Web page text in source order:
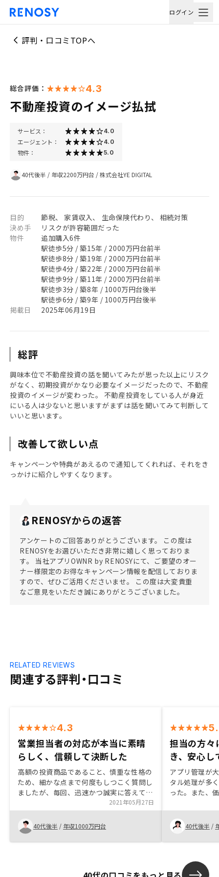
ログイン
評判・口コミTOPへ
総合評価： 4.3
不動産投資のイメージ払拭
サービス： 4.0
エージェント： 4.0
物件： 5.0
40代後半 / 年収2200万円台 /株式会社YE DIGITAL
目的
節税、 家賃収入、 生命保険代わり、 相続対策
決め手
リスクが許容範囲だった
物件
追加購入6件
駅徒歩5分 / 築15年 / 2000万円台前半
駅徒歩8分 / 築19年 / 2000万円台前半
駅徒歩4分 / 築22年 / 2000万円台前半
駅徒歩9分 / 築11年 / 2000万円台前半
駅徒歩3分 / 築8年 / 1000万円台後半
駅徒歩6分 / 築9年 / 1000万円台後半
掲載日
2025年06月19日
総評
興味本位で不動産投資の話を聞いてみたが思った以上にリスク
がなく、初期投資がかなり必要なイメージだったので、不動産
投資のイメージが変わった。 不動産投資をしている人が身近
にいる人は少ないと思いますがまずは話を聞いてみて判断して
いいと思います。
改善して欲しい点
キャンペーンや特典があえるので通知してくれれば、それをき
っかけに紹介しやすくなります。
RENOSYからの返答
アンケートのご回答ありがとうございます。 この度は
RENOSYをお選びいただき非常に嬉しく思っておりま
す。 当社アプリOWNR by RENOSYにて、ご要望のオー
ナー様限定のお得なキャンペーン情報を配信しておりま
すので、ぜひご活用くださいませ。 この度は大変貴重
なご意見をいただき誠にありがとうございました。
関連する評判・口コミ
RELATED REVIEWS
4.3
営業担当者の対応が本当に素晴
らしく、信頼して決断した
高額の投資商品であること、慎重な性格の
ため、細かな点まで何度もしつこく質問し
ましたが、毎回、迅速かつ誠実に答えてい
ただきました。営業担当者の対応が本当に
素晴らしいと思います。購入後の管理体
制、ランニングコストの低さも魅力的でし
た。 最後は営業担当者を信頼して決断し
たため、今後のフォローも期待していま
用できることが大きなメリットと感じてい
2021年05月27日
40代後半 / 年収1000万円台
担当の方々
き、安心し
アプリ管理が
タル処理が多
った。また、
伝えしたとこ
提案してくれ
討したくなり
が、管理費が
したことでは
の融資金額情
40代後半 /